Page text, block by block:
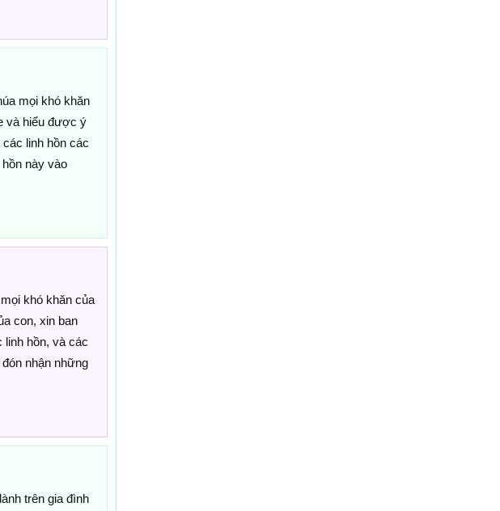
mọi khó khăn
và hiểu được ý
linh hồn các
này vào
khó khăn của
con, xin ban
linh hồn, và các
nhận những
trên gia đình